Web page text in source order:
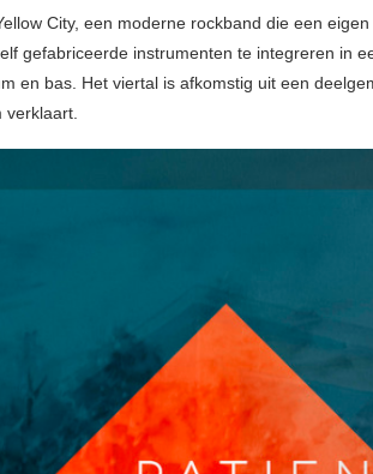
City, een moderne rockband die een
gefabriceerde instrumenten te integreren in
en bas. Het viertal is afkomstig uit een
verklaart.